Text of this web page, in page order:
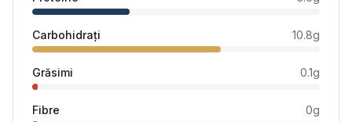
Carbohidrați 10.8g
Grăsimi 0.1g
Fibre 0g